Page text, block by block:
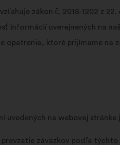
zákon č. 2018-1202 z
informácií uverejnených na
opatrenia, ktoré prijímame na
uvedených na webovej stránke
záväzkov podľa